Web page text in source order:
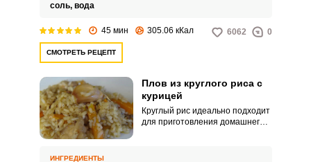
соль, вода
45 мин 305.06 кКал 6062 0
СМОТРЕТЬ РЕЦЕПТ
Плов из круглого риса с
курицей
Круглый рис идеально подходит
для приготовления домашнего
ИНГРЕДИЕНТЫ